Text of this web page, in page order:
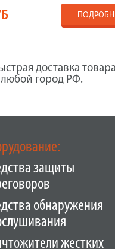
доставка
город РФ.
защиты
обнаружения
жестких